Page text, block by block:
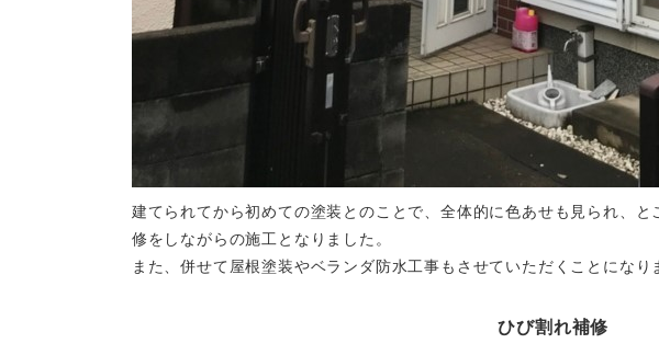
建てられてから初めての塗装とのことで、全体的に色あせも見られ、
修をしながらの施工となりました。
また、併せて屋根塗装やベランダ防水工事もさせていただくことになり
ひび割れ補修